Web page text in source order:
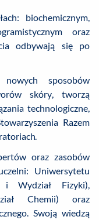
biochemicznym,
oraz
odbywają się po
sposobów
skóry, tworzą
technologiczne,
Razem
oraz zasobów
Uniwersytetu
i Wydział Fizyki),
Chemii) oraz
Swoją wiedzą